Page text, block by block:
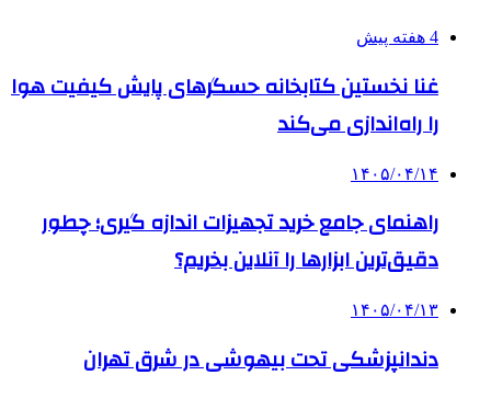
4 هفته پیش
غنا نخستین کتابخانه حسگرهای پایش کیفیت هوا
را راه‌اندازی می‌کند
۱۴۰۵/۰۴/۱۴
راهنمای جامع خرید تجهیزات اندازه گیری؛ چطور
دقیق‌ترین ابزارها را آنلاین بخریم؟
۱۴۰۵/۰۴/۱۳
دندانپزشکی تحت بیهوشی در شرق تهران